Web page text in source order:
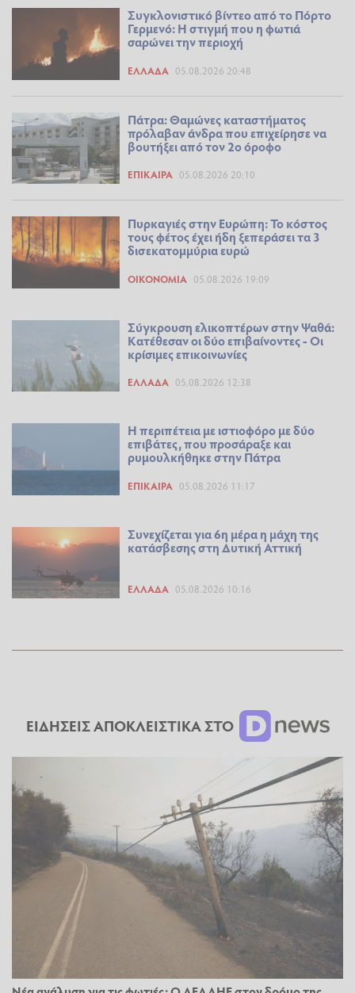
Συγκλονιστικό βίντεο από το Πόρτο
Γερμενό: Η στιγμή που η φωτιά
σαρώνει την περιοχή
ΕΛΛΆΔΑ 05.08.2026 20:48
Πάτρα: Θαμώνες καταστήματος
πρόλαβαν άνδρα που επιχείρησε να
βουτήξει από τον 2ο όροφο
ΕΠΊΚΑΙΡΑ 05.08.2026 20:10
Πυρκαγιές στην Ευρώπη: Το κόστος
τους φέτος έχει ήδη ξεπεράσει τα 3
δισεκατομμύρια ευρώ
ΟΙΚΟΝΟΜΊΑ 05.08.2026 19:09
Σύγκρουση ελικοπτέρων στην Ψαθά:
Κατέθεσαν οι δύο επιβαίνοντες - Οι
κρίσιμες επικοινωνίες
ΕΛΛΆΔΑ 05.08.2026 12:38
Η περιπέτεια με ιστιοφόρο με δύο
επιβάτες, που προσάραξε και
ρυμουλκήθηκε στην Πάτρα
ΕΠΊΚΑΙΡΑ 05.08.2026 11:17
Συνεχίζεται για 6η μέρα η μάχη της
κατάσβεσης στη Δυτική Αττική
ΕΛΛΆΔΑ 05.08.2026 10:16
ΕΙΔΗΣΕΙΣ ΑΠΟΚΛΕΙΣΤΙΚΑ ΣΤΟ